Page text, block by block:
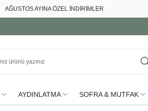
AĞUSTOS AYINA ÖZEL İNDİRİMLER
AYDINLATMA SOFRA & MUTFAK